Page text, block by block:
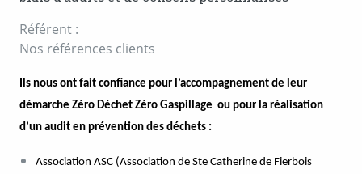
Référent :
Nos références clients
Ils nous ont fait confiance pour l’accompagnement de leur
démarche Zéro Déchet Zéro Gaspillage ou pour la réalisation
d’un audit en prévention des déchets :
Association ASC (Association de Ste Catherine de Fierbois